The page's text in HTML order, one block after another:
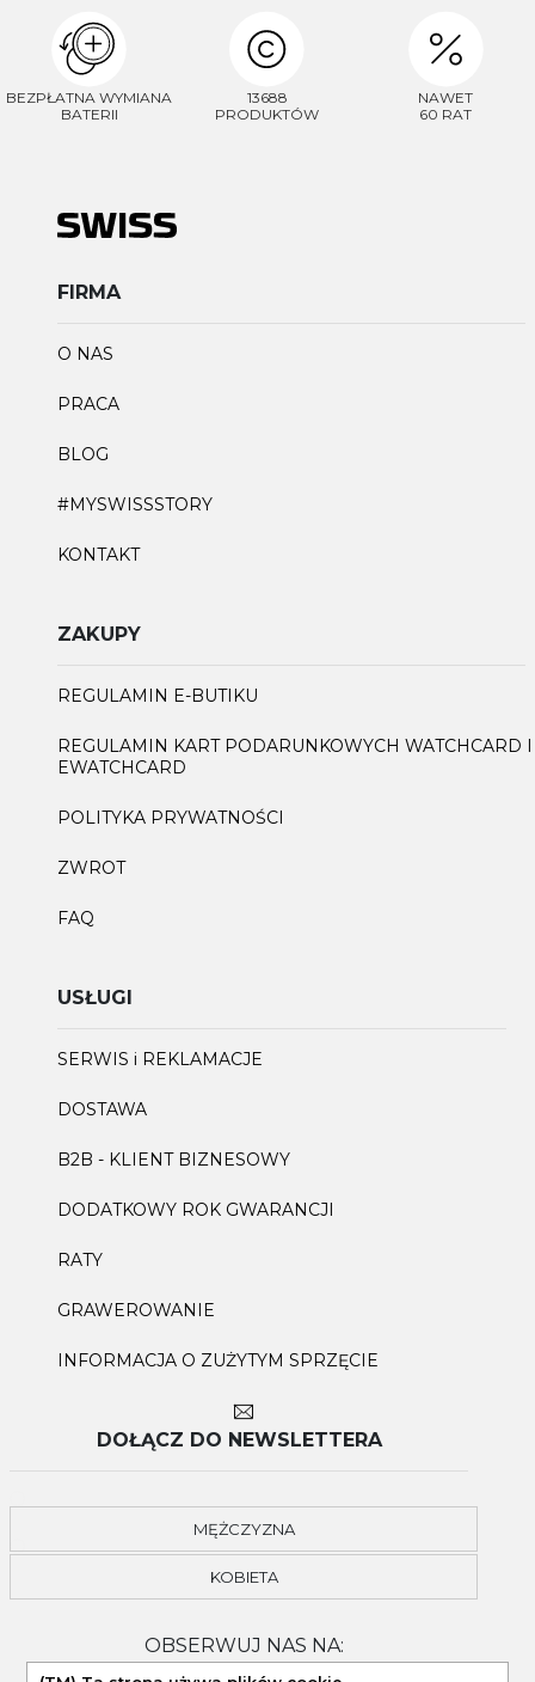
BEZPŁATNA WYMIANA
BATERII
13688
PRODUKTÓW
NAWET
60 RAT
FIRMA
O NAS
PRACA
BLOG
#MYSWISSSTORY
KONTAKT
ZAKUPY
REGULAMIN E-BUTIKU
REGULAMIN KART PODARUNKOWYCH WATCHCARD I
EWATCHCARD
POLITYKA PRYWATNOŚCI
ZWROT
FAQ
USŁUGI
SERWIS i REKLAMACJE
DOSTAWA
B2B - KLIENT BIZNESOWY
DODATKOWY ROK GWARANCJI
RATY
GRAWEROWANIE
INFORMACJA O ZUŻYTYM SPRZĘCIE
DOŁĄCZ DO NEWSLETTERA
MĘŻCZYZNA
KOBIETA
OBSERWUJ NAS NA: